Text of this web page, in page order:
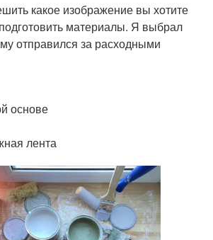
какое изображение вы хотите
материалы. Я выбрал
отправился за расходными
основе
лента